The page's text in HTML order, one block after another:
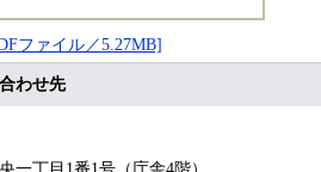
ファイル／5.27MB]
わせ先